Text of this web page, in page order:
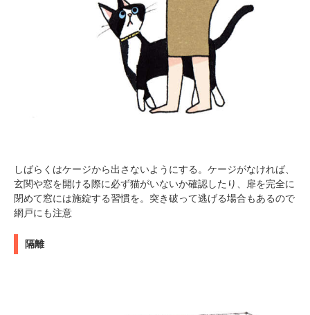
しばらくはケージから出さないようにする。ケージがなければ、
玄関や窓を開ける際に必ず猫がいないか確認したり、扉を完全に
閉めて窓には施錠する習慣を。突き破って逃げる場合もあるので
網戸にも注意
隔離